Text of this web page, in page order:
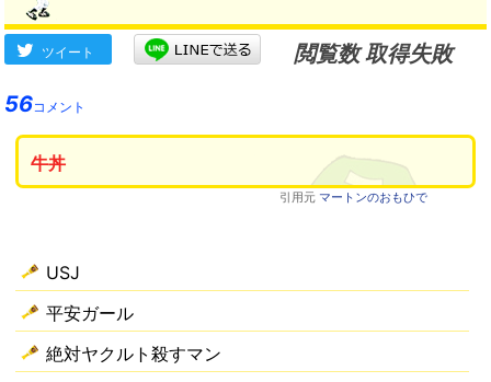
ツイート
閲覧数 取得失敗
56コメント
牛丼
引用元 マートンのおもひで
USJ
平安ガール
絶対ヤクルト殺すマン